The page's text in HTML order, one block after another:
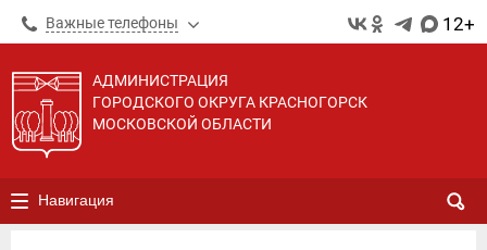
Важные телефоны 12+
АДМИНИСТРАЦИЯ
ГОРОДСКОГО ОКРУГА КРАСНОГОРСК
МОСКОВСКОЙ ОБЛАСТИ
Навигация